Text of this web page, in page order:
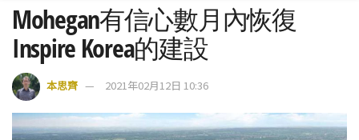
Mohegan有信心數月內恢復
Inspire Korea的建設
本思齊 2021年02月12日 10:36